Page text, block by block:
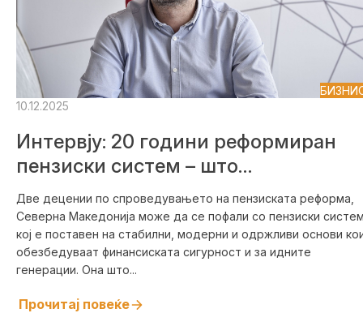
10.12.2025
Интервју: 20 години реформиран
пензиски систем – што
постигнавме досега и што нѐ
очекува понатаму?
Две децении по спроведувањето на пензиската реформа,
Северна Македонија може да се пофали со пензиски
кој е поставен на стабилни, модерни и одржливи основи
обезбедуваат финансиската сигурност и за идните
генерации. Она што...
Прочитај повеќе